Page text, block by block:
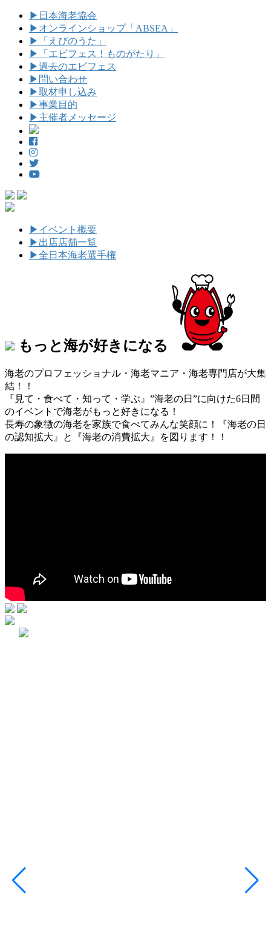
▶ 日本海老協会
▶ オンラインショップ「ABSEA」
▶
「えびのうた」
▶
「エビフェス！ものがたり」
▶過去のエビフェス
▶ 問い合わせ
▶取材申し込み
▶事業目的
▶ 主催者メッセージ
▶ イベント概要
▶ 出店店舗一覧
▶全日本海老選手権
もっと海が好きになる
海老のプロフェッショナル・海老マニア・海老専門店が大集
結！！
『見て・食べて・知って・学ぶ』”海老の日”に向けた6日間
のイベントで海老がもっと好きになる！
長寿の象徴の海老を家族で食べてみんな笑顔に！『海老の日
の認知拡大』と『海老の消費拡大』を図ります！！